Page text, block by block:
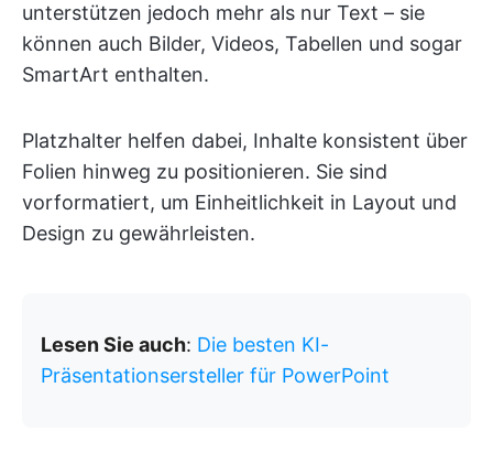
unterstützen jedoch mehr als nur Text – sie
können auch Bilder, Videos, Tabellen und sogar
SmartArt enthalten.
Platzhalter helfen dabei, Inhalte konsistent über
Folien hinweg zu positionieren. Sie sind
vorformatiert, um Einheitlichkeit in Layout und
Design zu gewährleisten.
Lesen Sie auch: Die besten KI-
Präsentationsersteller für PowerPoint